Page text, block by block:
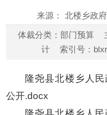
来源： 北楼乡政府
体裁分类：部门预算
计 索引号：
隆尧县北楼乡人
公开.docx